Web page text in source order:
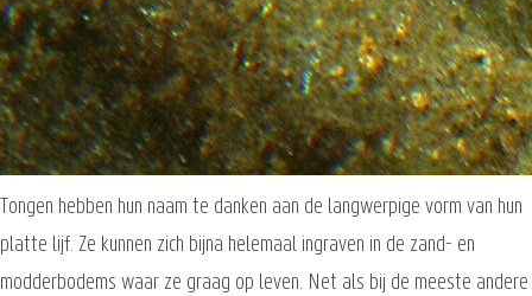
Tongen hebben hun naam te danken aan de langwerpige vorm van hun
platte lijf. Ze kunnen zich bijna helemaal ingraven in de zand- en
modderbodems waar ze graag op leven. Net als bij de meeste andere